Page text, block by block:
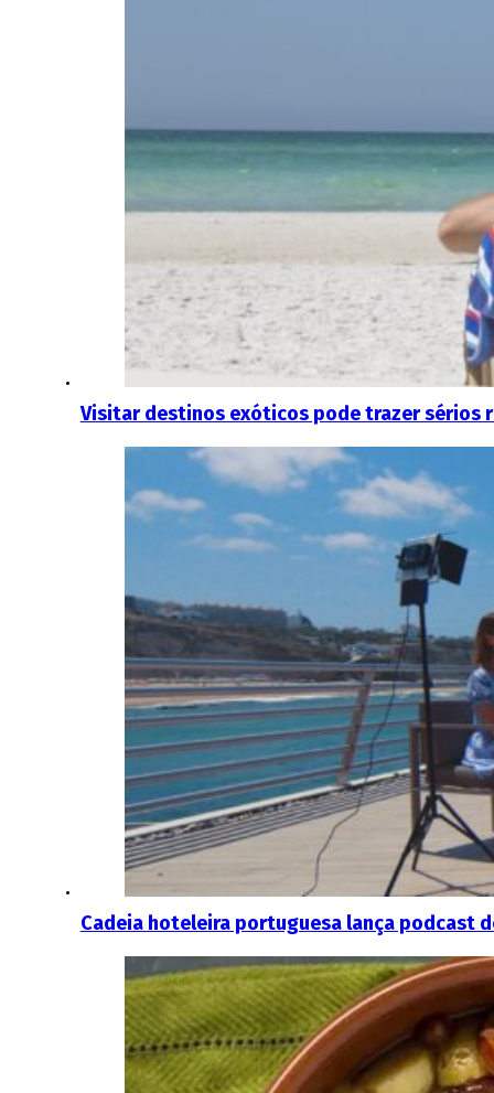
Visitar destinos exóticos pode trazer sérios
Cadeia hoteleira portuguesa lança podcast